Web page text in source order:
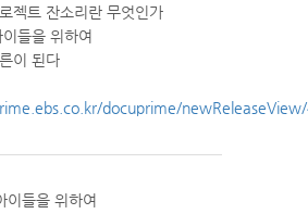
젝트 잔소리란 무엇인가
들을 위하여
이 된다
docuprime/
이들을 위하여